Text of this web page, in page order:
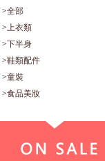
>全部
>上衣類
>下半身
>鞋類配件
>童裝
>食品美妝